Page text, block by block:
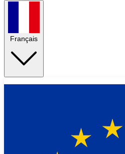
Français